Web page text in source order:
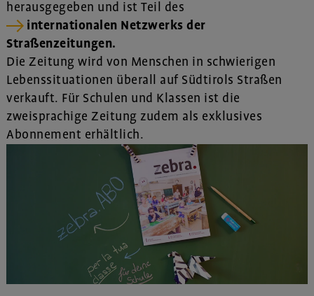
herausgegeben und ist Teil des
internationalen Netzwerks der
Straßenzeitungen.
Die Zeitung wird von Menschen in schwierigen
Lebenssituationen überall auf Südtirols Straßen
verkauft. Für Schulen und Klassen ist die
zweisprachige Zeitung zudem als exklusives
Abonnement erhältlich.